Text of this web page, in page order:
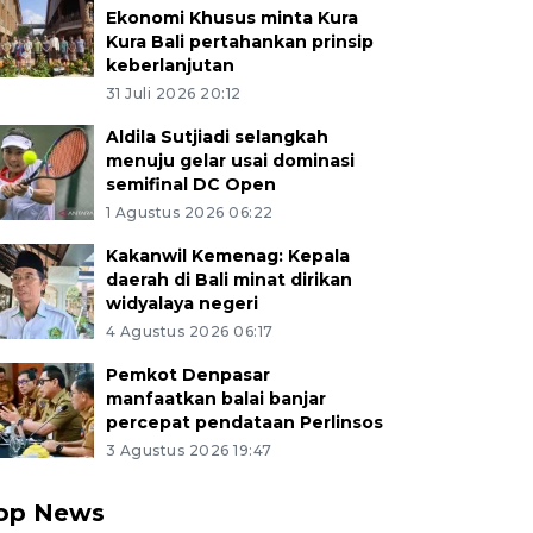
Ekonomi Khusus minta Kura
Kura Bali pertahankan prinsip
keberlanjutan
31 Juli 2026 20:12
Aldila Sutjiadi selangkah
menuju gelar usai dominasi
semifinal DC Open
1 Agustus 2026 06:22
Kakanwil Kemenag: Kepala
daerah di Bali minat dirikan
widyalaya negeri
4 Agustus 2026 06:17
Pemkot Denpasar
manfaatkan balai banjar
percepat pendataan Perlinsos
3 Agustus 2026 19:47
News